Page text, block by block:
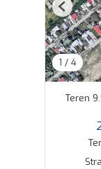
1 / 4
Previous
Teren